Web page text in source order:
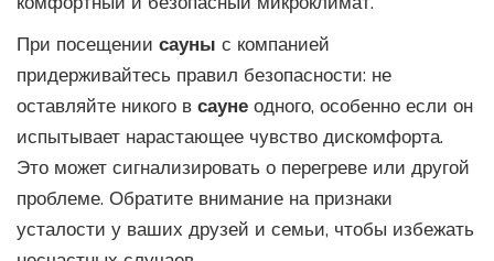
При посещении сауны с компанией
придерживайтесь правил безопасности: не
оставляйте никого в сауне одного, особенно если он
испытывает нарастающее чувство дискомфорта.
Это может сигнализировать о перегреве или другой
проблеме. Обратите внимание на признаки
усталости у ваших друзей и семьи, чтобы избежать